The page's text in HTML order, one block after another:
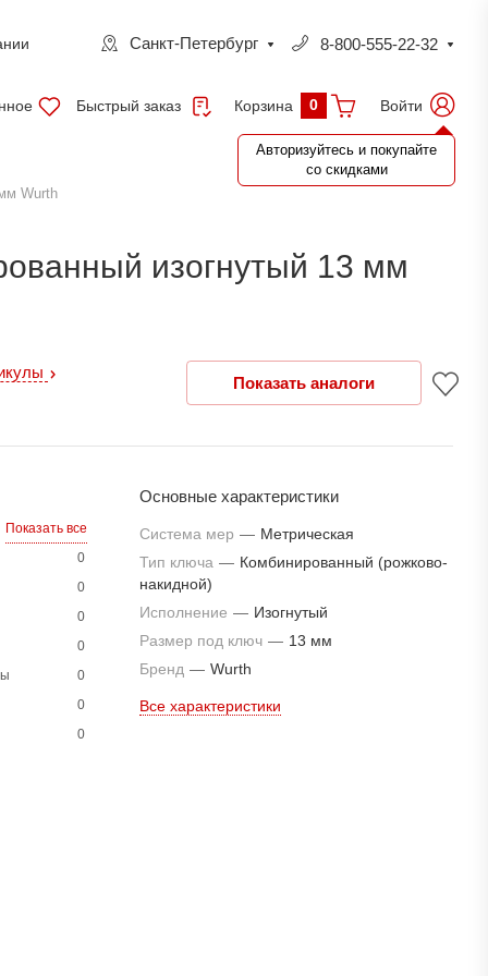
Санкт-Петербург 8-800-555-22-32
Быстрый заказ Корзина 0 Войти
Авторизуйтесь и покупайте
со скидками
Wurth
изогнутый 13 мм
Показать аналоги
Показать все
0
0
0
0
0
0
0
Основные характеристики
Система мер — Метрическая
Тип ключа — Комбинированный (рожково-
накидной)
Исполнение — Изогнутый
Размер под ключ — 13 мм
Бренд — Wurth
Все характеристики